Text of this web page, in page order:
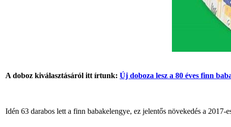
A doboz kiválasztásáról itt írtunk: Új doboza lesz a 80 éves finn
Idén 63 darabos lett a finn babakelengye, ez jelentős növekedés a